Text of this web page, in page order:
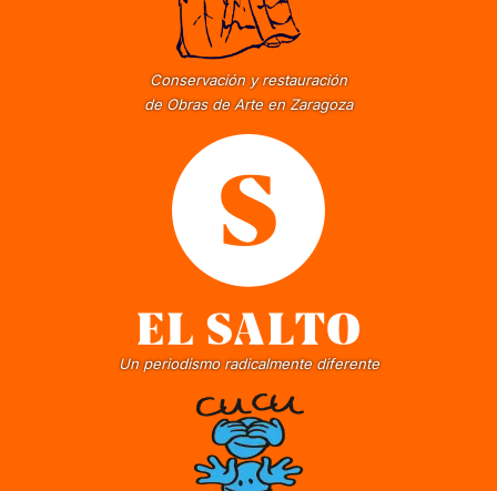
Conservación y restauración
de Obras de Arte en Zaragoza
Un periodismo radicalmente diferente